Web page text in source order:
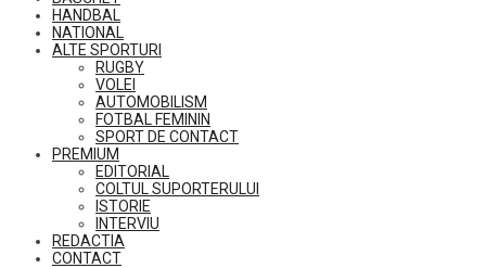
HANDBAL
NATIONAL
ALTE SPORTURI
RUGBY
VOLEI
AUTOMOBILISM
FOTBAL FEMININ
SPORT DE CONTACT
PREMIUM
EDITORIAL
COLTUL SUPORTERULUI
ISTORIE
INTERVIU
REDACTIA
CONTACT